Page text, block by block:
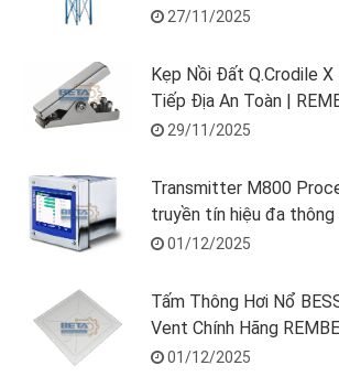
27/11/2025
Kẹp Nồi Đất Q.Crodile
Tiếp Địa An Toàn |
29/11/2025
Transmitter M800
truyền tín hiệu đa
Solution
01/12/2025
Tấm Thông Hơi Nổ
Vent Chính Hãng REMBE
01/12/2025